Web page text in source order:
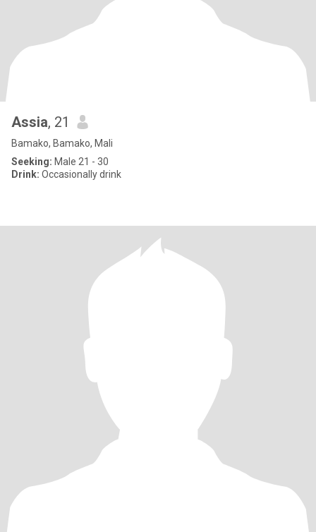
Assia, 21
Bamako, Bamako, Mali
Seeking: Male 21 - 30
Drink: Occasionally drink